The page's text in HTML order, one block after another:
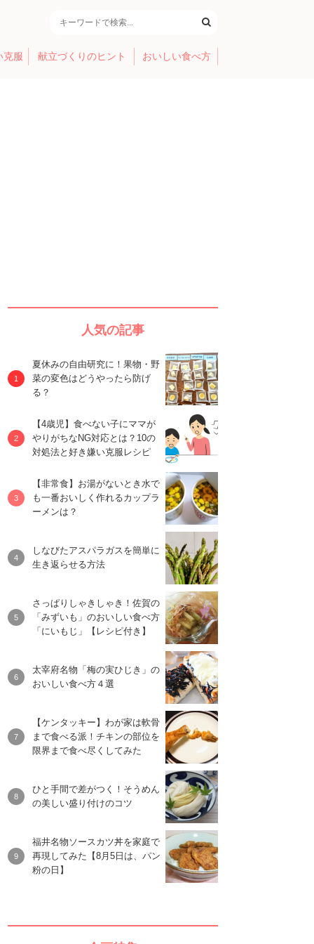
克服 献立づくりのヒント おいしい食べ方
人気の記事
夏休みの自由研究に！果物・野
菜の変色はどうやったら防げ
る？
【4歳児】食べない子にママが
やりがちなNG対応とは？10の
対処法と好き嫌い克服レシピ
【非常食】お湯がないとき水で
も一番おいしく作れるカップラ
ーメンは？
しなびたアスパラガスを簡単に
生き返らせる方法
さっぱりしゃきしゃき！佐賀の
「みずいも」のおいしい食べ方
「にいもじ」【レシピ付き】
太宰府名物「梅の実ひじき」の
おいしい食べ方４選
【ケンタッキー】わが家は軟骨
まで食べる派！チキンの部位を
限界まで食べ尽くしてみた
ひと手間で差がつく！そうめん
の美しい盛り付けのコツ
福井名物ソースカツ丼を家庭で
再現してみた【8月5日は、パン
粉の日】